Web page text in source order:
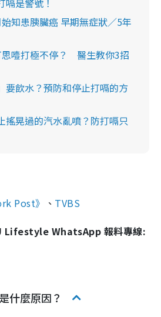
知患胰臟癌 早期無症狀／5年
思噎打極不停？ 醫生教你3招
要飲水？預防和停止打嗝的方
搖晃過的汽水亂噴？防打嗝只
Post》 、 TVBS
Lifestyle WhatsApp 報料專線:
什麼原因？